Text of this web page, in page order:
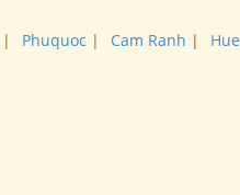
| Phuquoc | Cam Ranh | Hue